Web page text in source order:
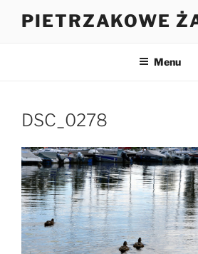
PIETRZAKOWE
Menu
DSC_0278